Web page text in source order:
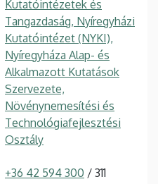
Kutatóintézetek és
Tangazdaság, Nyíregyházi
Kutatóintézet (NYKI),
Nyíregyháza Alap- és
Alkalmazott Kutatások
Szervezete,
Növénynemesítési és
Technológiafejlesztési
Osztály
+36 42 594 300 / 311